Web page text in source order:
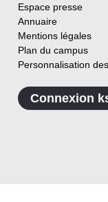
Espace presse
Annuaire
Mentions légales
Plan du campus
Personnalisation
Connexion